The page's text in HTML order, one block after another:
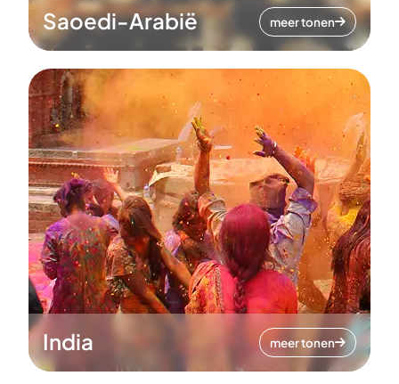
Saoedi-Arabië meer tonen
India meer tonen